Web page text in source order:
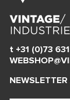
t +31 (0)73